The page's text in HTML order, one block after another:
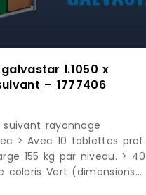
l.1050 x
– 1777406
rayonnage
> Avec 10 tablettes prof.
155 kg par niveau. > 40
coloris Vert (dimensions